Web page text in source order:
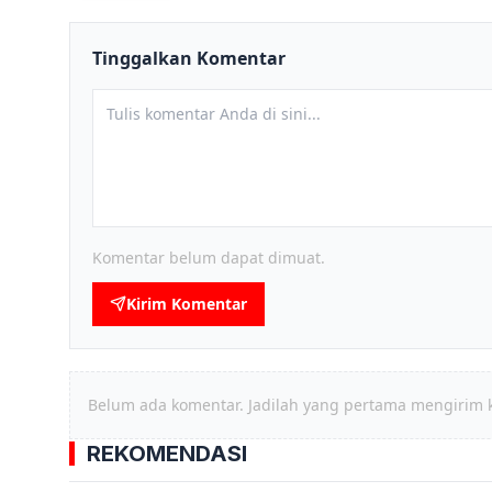
Tinggalkan Komentar
Komentar belum dapat dimuat.
Kirim Komentar
Belum ada komentar. Jadilah yang pertama mengirim
REKOMENDASI